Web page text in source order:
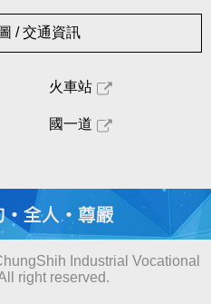
/ 交通資訊
火車站
國一道
Industrial Vocational
right reserved.